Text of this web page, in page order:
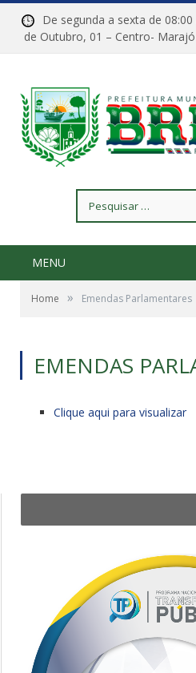
De segunda a sexta de
de Outubro, 01 – Centro-
por:
MENU
Home » Emendas Parlamentares
EMENDAS
Clique aqui para visualizar